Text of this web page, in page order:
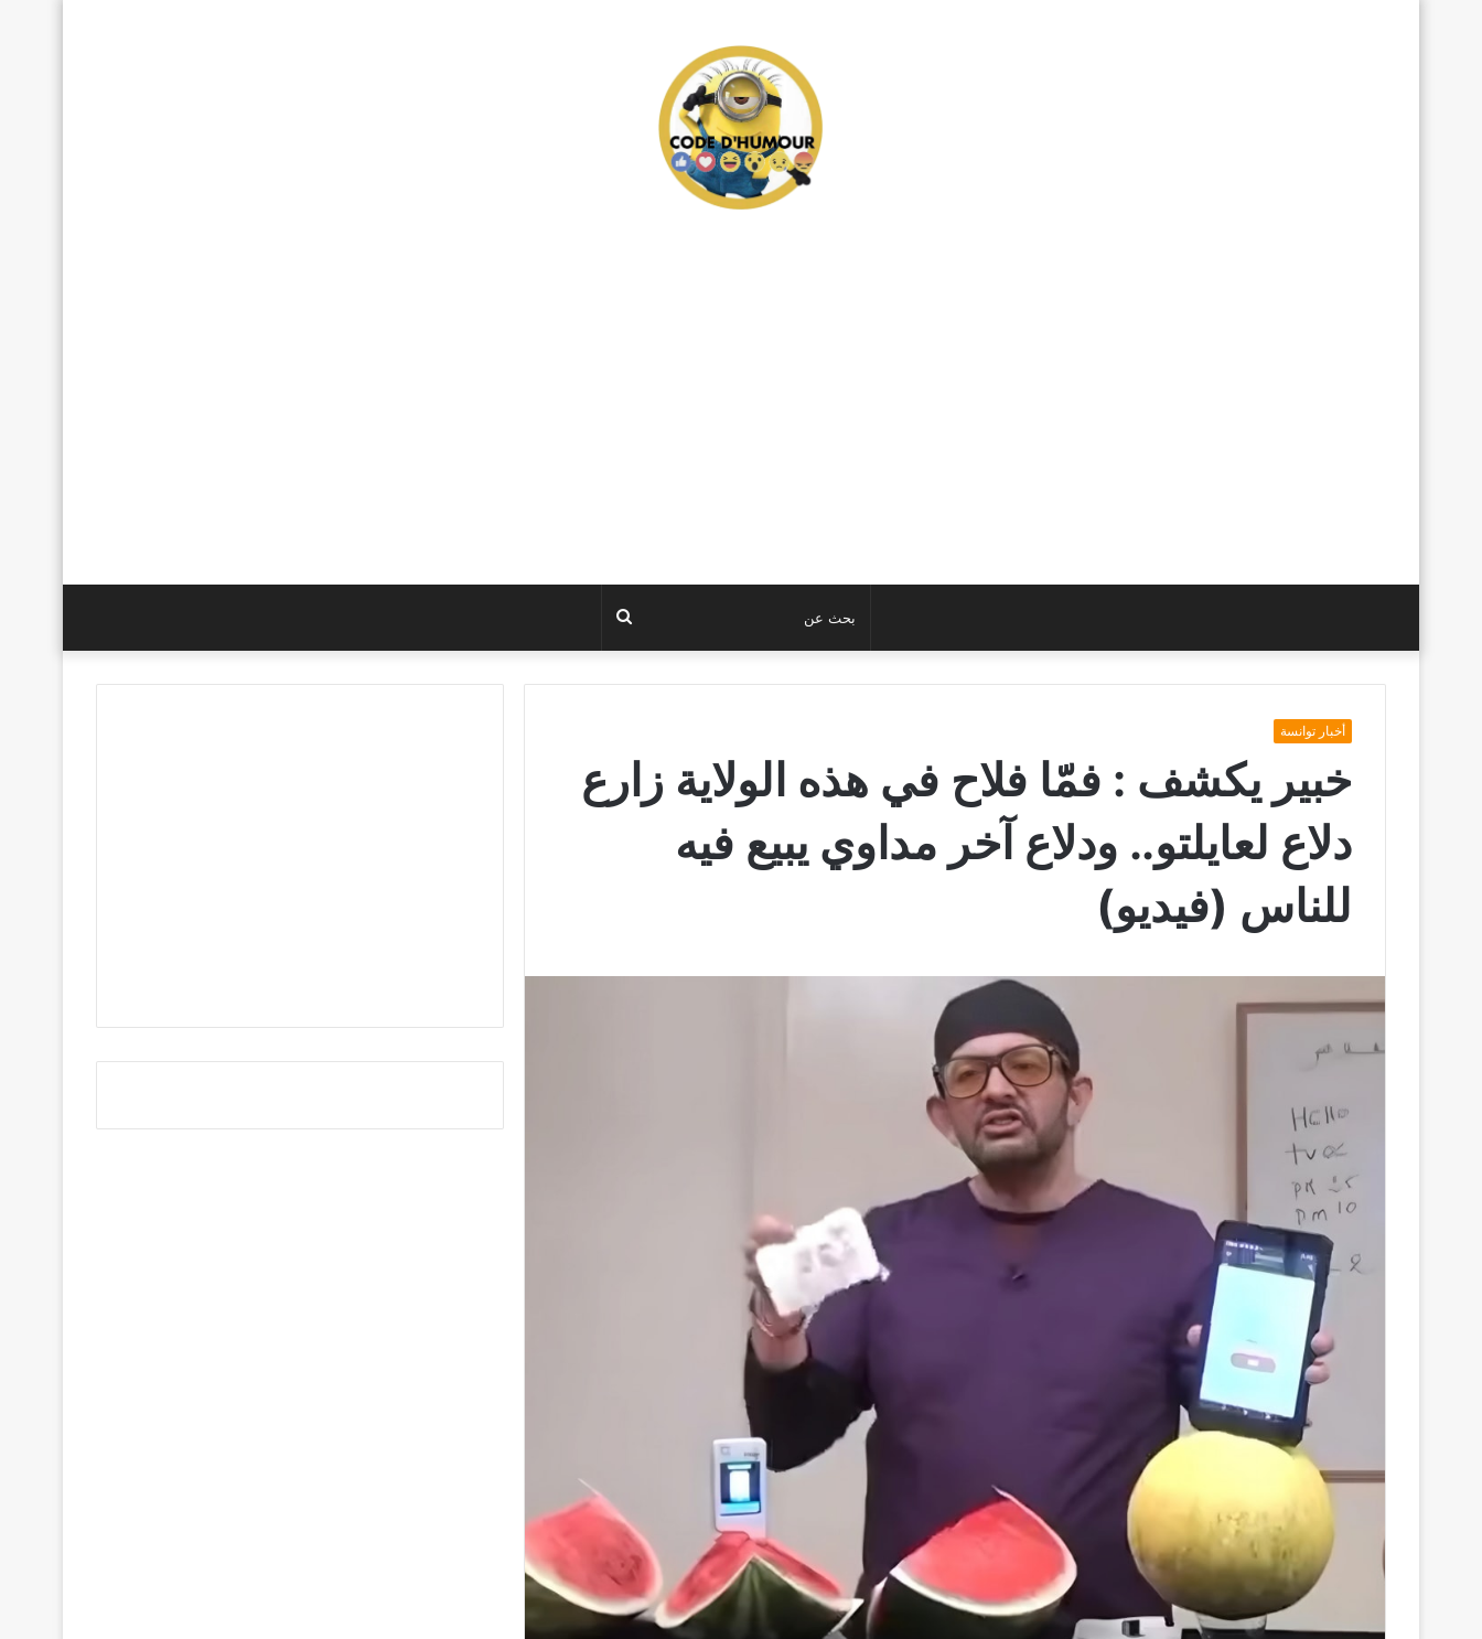
بحث
عن
أخبار توانسة
خبير يكشف : فمّا فلاح في هذه الولاية زارع
دلاع لعايلتو.. ودلاع آخر مداوي يبيع فيه
للناس (فيديو)